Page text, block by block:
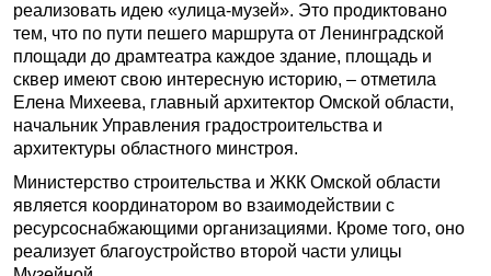
реализовать идею «улица-музей». Это продиктовано
тем, что по пути пешего маршрута от Ленинградской
площади до драмтеатра каждое здание, площадь и
сквер имеют свою интересную историю, – отметила
Елена Михеева, главный архитектор Омской области,
начальник Управления градостроительства и
архитектуры областного минстроя.
Министерство строительства и ЖКК Омской области
является координатором во взаимодействии с
ресурсоснабжающими организациями. Кроме того, оно
реализует благоустройство второй части улицы